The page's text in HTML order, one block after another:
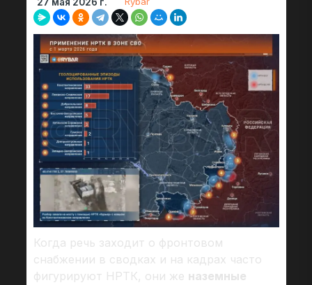
Когда речь заходит о фронтовом
снабжении в сводках и на кадрах часто
фигурируют НРТК, они же наземные